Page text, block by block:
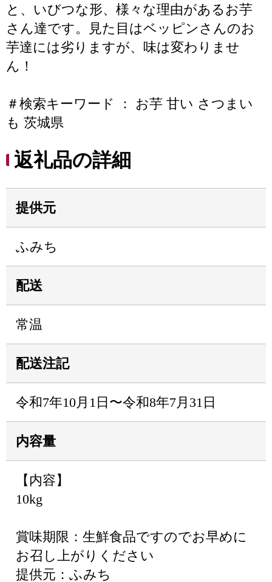
と、いびつな形、様々な理由があるお芋
さん達です。見た目はベッピンさんのお
芋達には劣りますが、味は変わりませ
ん！
＃検索キーワード ： お芋 甘い さつまい
も 茨城県
返礼品の詳細
提供元
ふみち
配送
常温
配送注記
令和7年10月1日〜令和8年7月31日
内容量
【内容】
10kg
賞味期限：生鮮食品ですのでお早めに
お召し上がりください
提供元：ふみち